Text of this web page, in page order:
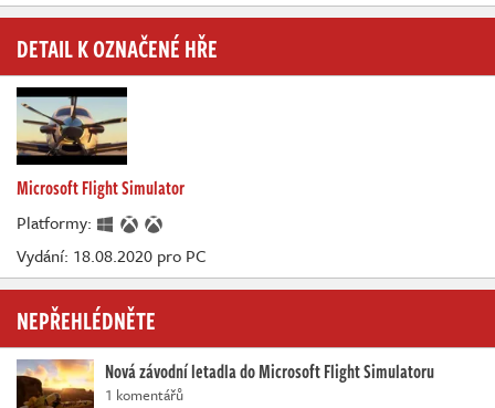
DETAIL K OZNAČENÉ HŘE
Microsoft Flight Simulator
Platformy:
Vydání: 18.08.2020 pro PC
NEPŘEHLÉDNĚTE
Nová závodní letadla do Microsoft Flight Simulatoru
1 komentářů